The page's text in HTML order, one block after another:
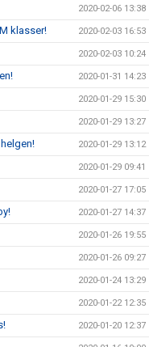
2020-02-06 13:38
klasser! 2020-02-03 16:53
2020-02-03 10:24
2020-01-31 14:23
2020-01-29 15:30
2020-01-29 13:27
2020-01-29 13:12
2020-01-29 09:41
2020-01-27 17:05
2020-01-27 14:37
2020-01-26 19:55
2020-01-26 09:27
2020-01-24 13:29
2020-01-22 12:35
2020-01-20 12:37